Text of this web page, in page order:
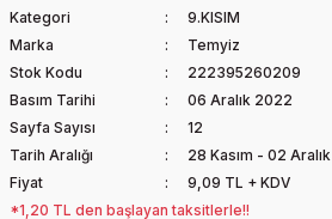
Kategori
9.KISIM
Marka
Temyiz
Stok Kodu
222395260209
Basım Tarihi
06 Aralık 2022
Sayfa Sayısı
12
Tarih Aralığı
28 Kasım - 02 Aralık
Fiyat
9,09 TL + KDV
*1,20 TL den başlayan taksitlerle!!